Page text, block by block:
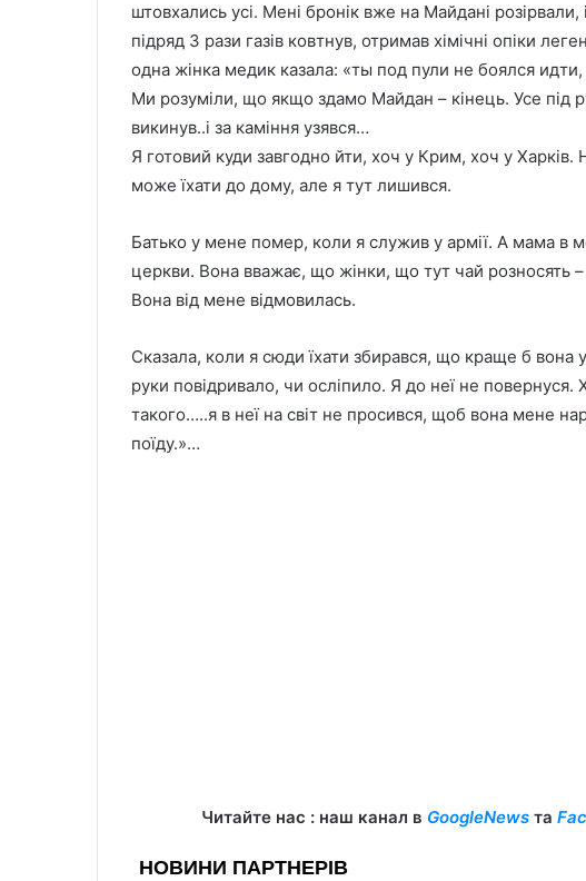
штовхались усі. Мені бронік вже на Майдані
підряд 3 рази газів ковтнув, отримав хімічні опіки
одна жінка медик казала: «ты под пули не боялся
Ми розуміли, що якщо здамо Майдан – кінець. Усе під
викинув..і за каміння узявся…
Я готовий куди завгодно йти, хоч у Крим, хоч у
може їхати до дому, але я тут лишився.
Батько у мене помер, коли я служив у армії. А мама в
церкви. Вона вважає, що жінки, що тут чай розносять –
Вона від мене відмовилась.
Сказала, коли я сюди їхати збирався, що краще б вона
руки повідривало, чи осліпило. Я до неї не повернуся.
такого…..я в неї на світ не просився, щоб вона мене
поїду.»…
Читайте нас : наш канал в GoogleNewsта